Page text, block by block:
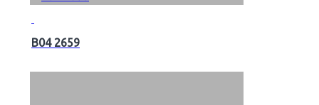
B04 2659